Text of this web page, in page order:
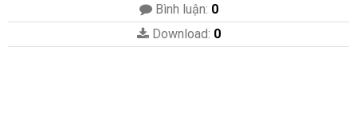
Bình luận: 0
Download: 0